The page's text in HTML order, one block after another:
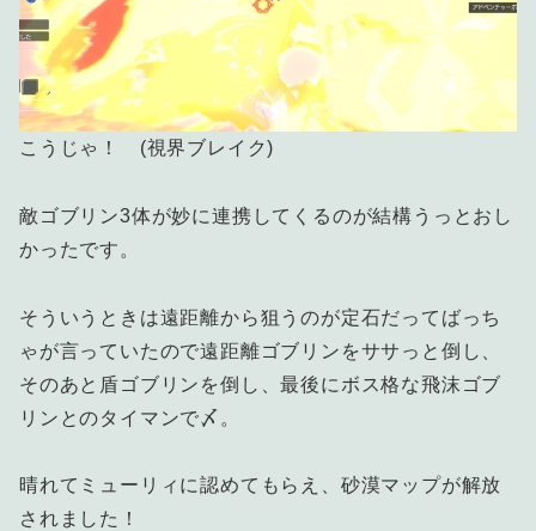
こうじゃ！ (視界ブレイク)
敵ゴブリン3体が妙に連携してくるのが結構うっとおし
かったです。
そういうときは遠距離から狙うのが定石だってばっち
ゃが言っていたので遠距離ゴブリンをササっと倒し、
そのあと盾ゴブリンを倒し、最後にボス格な飛沫ゴブ
リンとのタイマンで〆。
晴れてミューリィに認めてもらえ、砂漠マップが解放
されました！